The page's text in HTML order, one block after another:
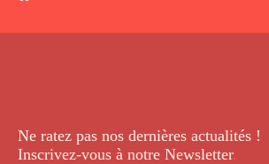
Ne ratez pas nos dernières actualités !
Inscrivez-vous à notre Newsletter.